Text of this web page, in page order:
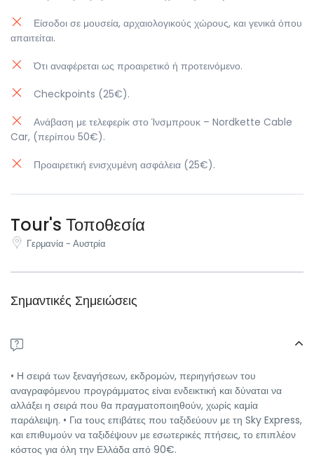
θελήσετε να
απολαύσετε έναν καφέ με αυθεντικό Sachertorte, να
επισκεφθείτε κάποιο από τα πολυάριθμα μουσεία ή
απλώς να
περιπλανηθείτε στα στενά της παλιάς πόλης
απολαμβάνοντας την αυθεντική ατμόσφαιρα.
Επιστροφή στο
ξενοδοχείο. Διανυκτέρευση.
Είσοδοι σε μουσεία, αρχαιολογικούς χώρους, και γενικά όπου
απαιτείται.
Ότι αναφέρεται ως προαιρετικό ή προτεινόμενο.
Checkpoints (25€).
Ανάβαση με τελεφερίκ στο Ίνσμπρουκ – Nordkette Cable
Car, (περίπου 50€).
Προαιρετική ενισχυμένη ασφάλεια (25€).
Tour's Τοποθεσία
Γερμανία - Αυστρία
Σημαντικές Σημειώσεις
• Η σειρά των ξεναγήσεων, εκδρομών, περιηγήσεων του
αναγραφόμενου προγράμματος είναι ενδεικτική και δύναται να
αλλάξει η σειρά που θα πραγματοποιηθούν, χωρίς καμία
παράλειψη. • Για τους επιβάτες που ταξιδεύουν με τη Sky Express,
και επιθυμούν να ταξιδέψουν με εσωτερικές πτήσεις, το επιπλέον
κόστος για όλη την Ελλάδα από 90€.